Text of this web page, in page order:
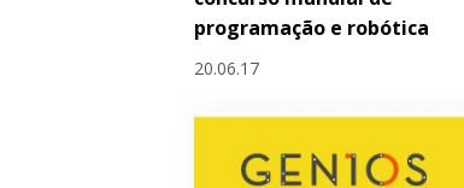
programação e robótica
20.06.17